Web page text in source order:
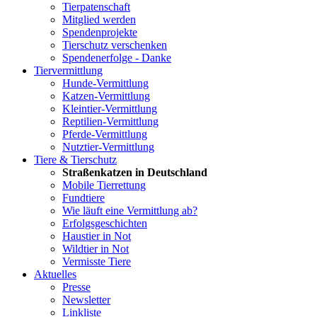
Tierpatenschaft
Mitglied werden
Spendenprojekte
Tierschutz verschenken
Spendenerfolge - Danke
Tiervermittlung
Hunde-Vermittlung
Katzen-Vermittlung
Kleintier-Vermittlung
Reptilien-Vermittlung
Pferde-Vermittlung
Nutztier-Vermittlung
Tiere & Tierschutz
Straßenkatzen in Deutschland
Mobile Tierrettung
Fundtiere
Wie läuft eine Vermittlung ab?
Erfolgsgeschichten
Haustier in Not
Wildtier in Not
Vermisste Tiere
Aktuelles
Presse
Newsletter
Linkliste